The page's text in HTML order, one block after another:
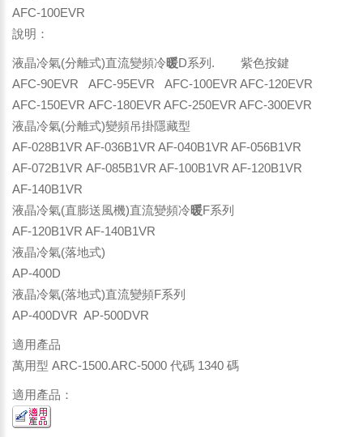
AFC-100EVR
說明：
液晶冷氣(分離式)直流變頻冷暖D系列. 紫色按鍵
AFC-90EVR AFC-95EVR AFC-100EVR AFC-120EVR
AFC-150EVR AFC-180EVR AFC-250EVR AFC-300EVR
液晶冷氣(分離式)變頻吊掛隱藏型
AF-028B1VR AF-036B1VR AF-040B1VR AF-056B1VR
AF-072B1VR AF-085B1VR AF-100B1VR AF-120B1VR
AF-140B1VR
液晶冷氣(直膨送風機)直流變頻冷暖F系列
AF-120B1VR AF-140B1VR
液晶冷氣(落地式)
AP-400D
液晶冷氣(落地式)直流變頻F系列
AP-400DVR AP-500DVR
適用產品
萬用型 ARC-1500.ARC-5000 代碼 1340 碼
適用產品：